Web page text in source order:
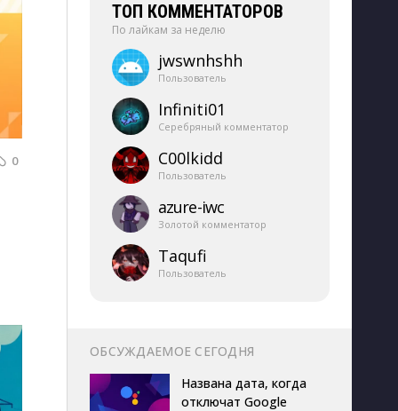
0
ТОП КОММЕНТАТОРОВ
По лайкам за неделю
jwswnhshh
Пользователь
Infiniti01
Серебряный комментатор
C00lkidd
Пользователь
azure-​iwc
Золотой комментатор
Taqufi
Пользователь
ОБСУЖДАЕМОЕ СЕГОДНЯ
Названа дата, когда
отключат Google